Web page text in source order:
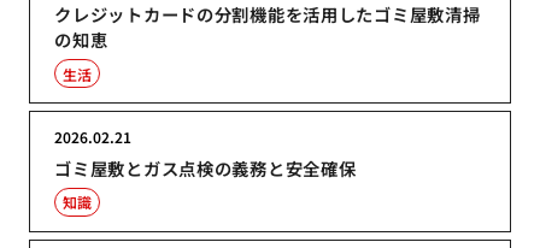
クレジットカードの分割機能を活用したゴミ屋敷清掃
の知恵
生活
ゴミ屋敷とガス点検の義務と安全確保
2026.02.21
知識